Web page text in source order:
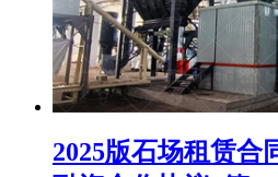
2025版石场租赁合